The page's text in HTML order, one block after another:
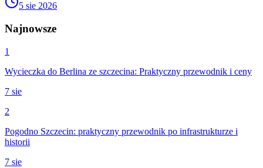
5 sie 2026
Najnowsze
1
Wycieczka do Berlina ze szczecina: Praktyczny przewodnik i ceny
7 sie
2
Pogodno Szczecin: praktyczny przewodnik po infrastrukturze i
historii
7 sie